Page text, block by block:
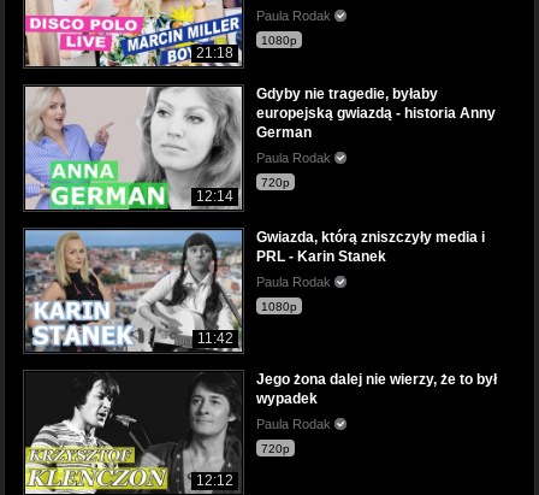
21:18
Paula Rodak
1080p
12:14
Gdyby nie tragedie, byłaby
europejską gwiazdą - historia Anny
German
Paula Rodak
720p
11:42
Gwiazda, którą zniszczyły media i
PRL - Karin Stanek
Paula Rodak
1080p
12:12
Jego żona dalej nie wierzy, że to był
wypadek
Paula Rodak
720p